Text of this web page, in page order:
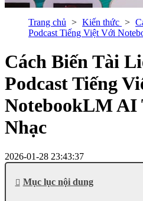
Trang chủ Kiến thức
Podcast Tiếng Việt Với
Cách Biến Tài
Podcast Tiếng
NotebookLM AI
Nhạc
2026-01-28 23:43:37
Mục lục nội dung